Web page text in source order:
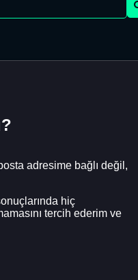
adresime bağlı değil,
hiç
tercih ederim ve